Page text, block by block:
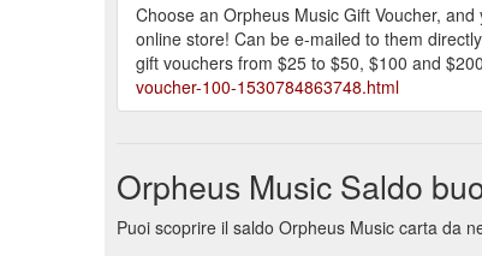
Choose an Orpheus Music Gift Voucher,
online store! Can be e-mailed to them
gift vouchers from $25 to $50, $100 and
voucher-100-1530784863748.html
Orpheus Music Saldo
Puoi scoprire il saldo Orpheus Music carta da